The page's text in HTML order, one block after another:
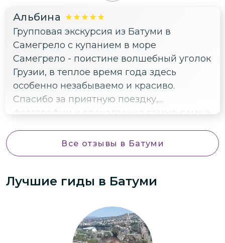
Альбина
Групповая экскурсия из Батуми в
Самегрело с купанием в море
Самегрело - поистине волшебный уголок
Грузии, в теплое время года здесь
особенно незабываемо и красиво.
Спасибо за приятную поездку,
фотографии и впечатления самые-самые
порекомендовать друзьям.
Все отзывы в Батуми
Лучшие гиды в Батуми